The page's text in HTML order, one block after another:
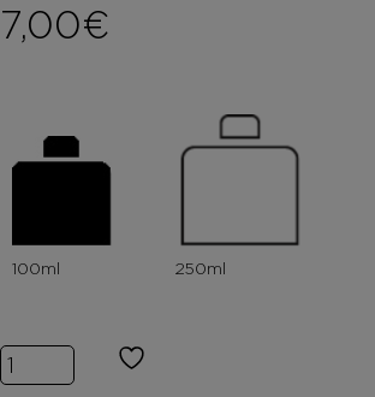
7,00€
Inspired by FLEUR DE PEAU ποσότητα